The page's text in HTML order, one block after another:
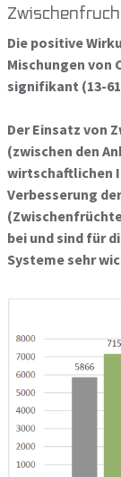
Die positive
Mischungen von
signifikant (13-
Der Einsatz von
(zwischen den
wirtschaftlichen
Verbesserung
bei und sind für
Systeme sehr